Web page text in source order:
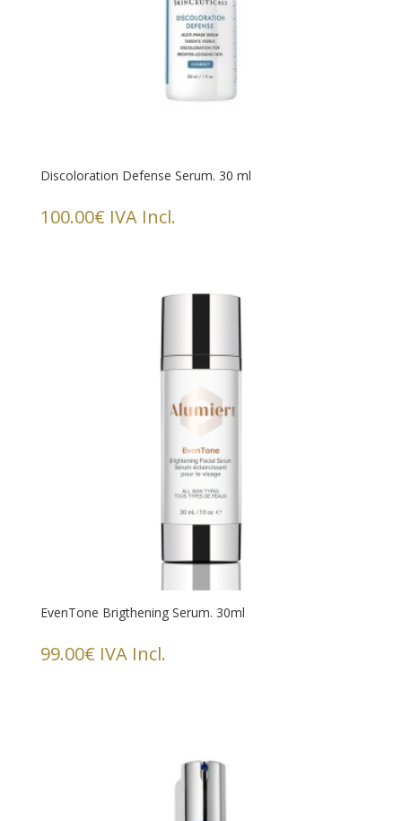
Discoloration Defense Serum. 30 ml
100.00€ IVA Incl.
EvenTone Brigthening Serum. 30ml
99.00€ IVA Incl.